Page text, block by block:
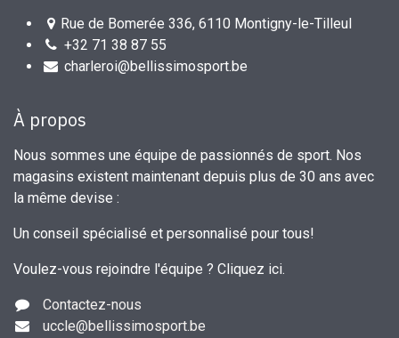
Rue de Bomerée 336, 6110 Montigny-le-Tilleul
+32 71 38 87 55
charleroi@bellissimosport.be
À propos
Nous sommes une équipe de passionnés de sport. Nos
magasins existent maintenant depuis plus de 30 ans avec
la même devise :
Un conseil spécialisé et personnalisé pour tous!
Voulez-vous rejoindre l'équipe ? Cliquez ici.
Contactez-nous
uccle@bellissimosport.be